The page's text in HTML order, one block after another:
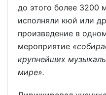
до этого более 3200
исполняли кюй или
произведение в
мероприятие
крупнейших
мире».